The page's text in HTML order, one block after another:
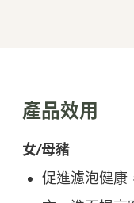
產品效用
女/母豬
促進濾泡健康